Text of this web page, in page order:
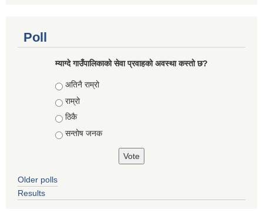
Poll
म्याग्दे गाउँपालिकाको सेवा प्रवाहको अवस्था कस्तो छ?
Choices
अतिनै राम्रो
राम्रो
ठिकै
सन्तोष जनक
Older polls
Results